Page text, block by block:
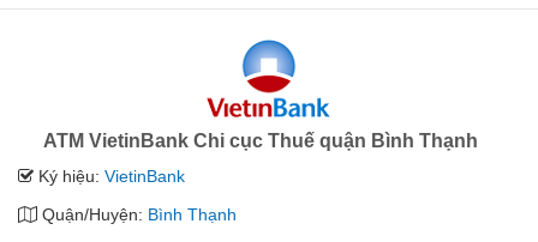
ATM VietinBank Chi cục Thuế quận Bình Thạnh
Ký hiệu: VietinBank
Quận/Huyện: Bình Thạnh